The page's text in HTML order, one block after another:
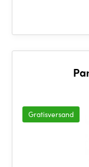
Gratisversand